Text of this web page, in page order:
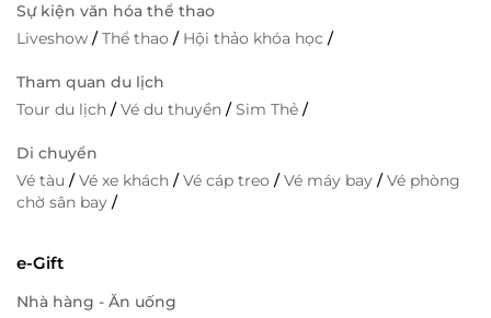
Sự kiện văn hóa thể thao
Liveshow /Thể thao / Hội thảo khóa học /
Tham quan du lịch
Tour du lịch /Vé du thuyền /Sim Thẻ /
Di chuyển
Vé tàu /Vé xe khách /Vé cáp treo /Vé máy bay /Vé phòng
chờ sân bay /
e-Gift
Nhà hàng - Ăn uống